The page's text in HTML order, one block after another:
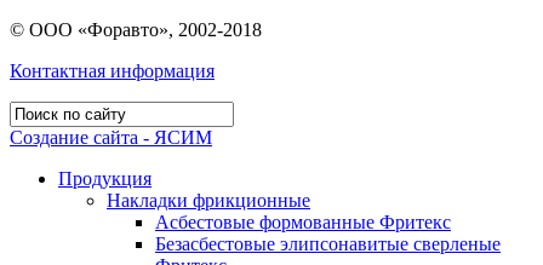
© ООО «Форавто», 2002-2018
Контактная информация
Создание сайта - ЯСИМ
Продукция
Накладки фрикционные
Асбестовые формованные Фритекс
Безасбестовые элипсонавитые сверленые